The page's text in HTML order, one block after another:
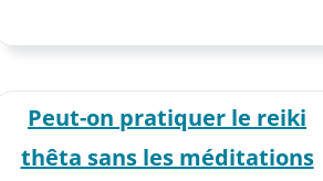
Peut-on pratiquer le reiki
thêta sans les méditations